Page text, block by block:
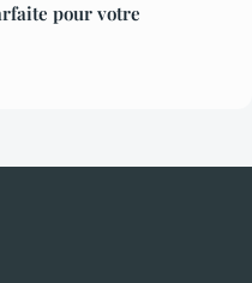
pour votre